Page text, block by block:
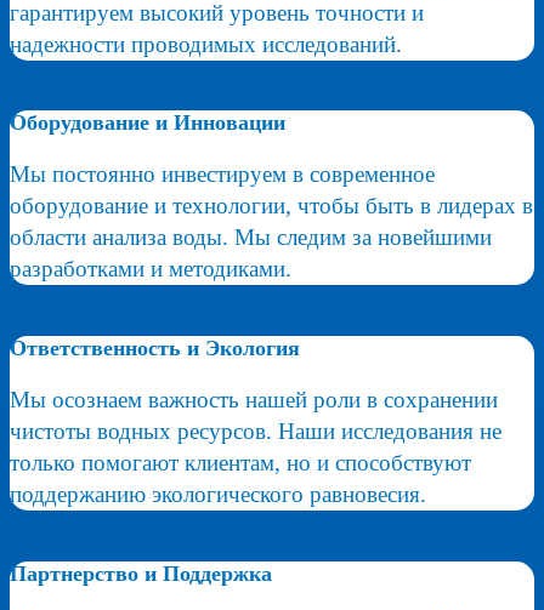
гарантируем высокий уровень точности и
надежности проводимых исследований.
Оборудование и Инновации
Мы постоянно инвестируем в современное
оборудование и технологии, чтобы быть в лидерах в
области анализа воды. Мы следим за новейшими
разработками и методиками.
Ответственность и Экология
Мы осознаем важность нашей роли в сохранении
чистоты водных ресурсов. Наши исследования не
только помогают клиентам, но и способствуют
поддержанию экологического равновесия.
Партнерство и Поддержка